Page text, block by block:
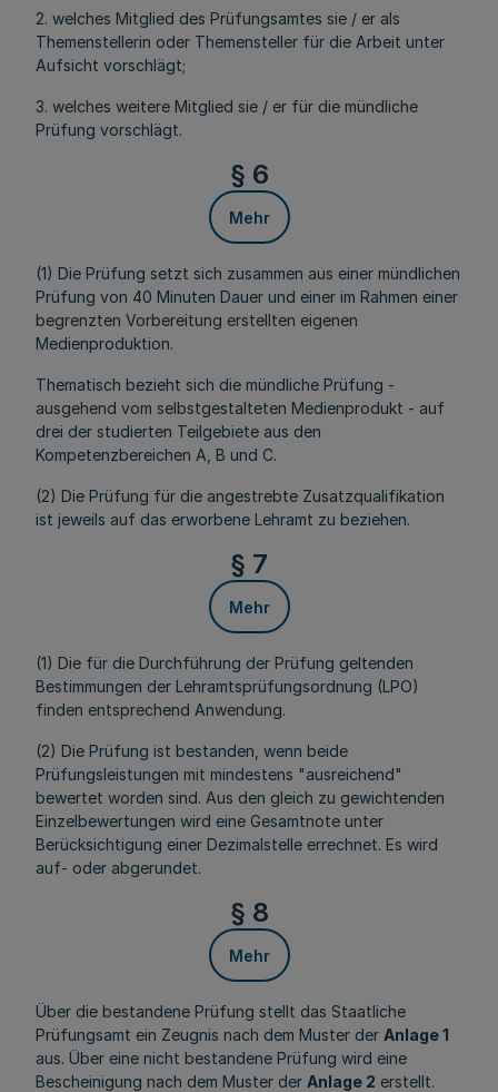
2. welches Mitglied des Prüfungsamtes sie / er als
Themenstellerin oder Themensteller für die Arbeit unter
Aufsicht vorschlägt;
3. welches weitere Mitglied sie / er für die mündliche
Prüfung vorschlägt.
§ 6
Mehr
(1) Die Prüfung setzt sich zusammen aus einer mündlichen
Prüfung von 40 Minuten Dauer und einer im Rahmen einer
begrenzten Vorbereitung erstellten eigenen
Medienproduktion.
Thematisch bezieht sich die mündliche Prüfung -
ausgehend vom selbstgestalteten Medienprodukt - auf
drei der studierten Teilgebiete aus den
Kompetenzbereichen A, B und C.
(2) Die Prüfung für die angestrebte Zusatzqualifikation
ist jeweils auf das erworbene Lehramt zu beziehen.
§ 7
Mehr
(1) Die für die Durchführung der Prüfung geltenden
Bestimmungen der Lehramtsprüfungsordnung (LPO)
finden entsprechend Anwendung.
(2) Die Prüfung ist bestanden, wenn beide
Prüfungsleistungen mit mindestens "ausreichend"
bewertet worden sind. Aus den gleich zu gewichtenden
Einzelbewertungen wird eine Gesamtnote unter
Berücksichtigung einer Dezimalstelle errechnet. Es wird
auf- oder abgerundet.
§ 8
Mehr
Über die bestandene Prüfung stellt das Staatliche
Prüfungsamt ein Zeugnis nach dem Muster der Anlage 1
aus. Über eine nicht bestandene Prüfung wird eine
Bescheinigung nach dem Muster der Anlage 2 erstellt.